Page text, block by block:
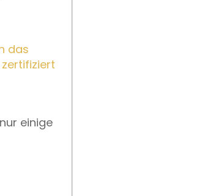
das
zertifiziert
einige